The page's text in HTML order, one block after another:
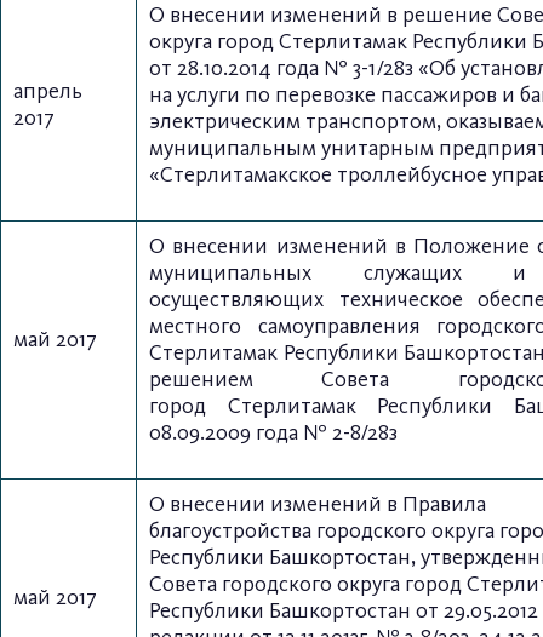
апрель
2017
О внесении изменений в решение
округа город Стерлитамак Республики
от 28.10.2014 года № 3-1/28з «Об
на услуги по перевозке пассажиров и
электрическим транспортом,
муниципальным унитарным
«Стерлитамакское троллейбусное
май 2017
О внесении изменений в Положение
муниципальных служащих и
осуществляющих техническое
местного самоуправления
Стерлитамак Республики
решениемСовета
город Стерлитамак Республики
08.09.2009 года № 2-8/28з
май 2017
О внесении изменений в Правила
благоустройства городского округа
Республики Башкортостан,
Совета городского округа город
Республики Башкортостан от